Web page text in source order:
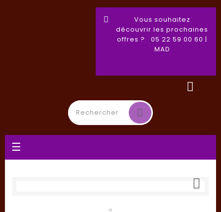
Vous souhaitez
découvrir les prochaines
offres ? 05 22 59 00 60 |
MAD
Toggle
navigation
☰
